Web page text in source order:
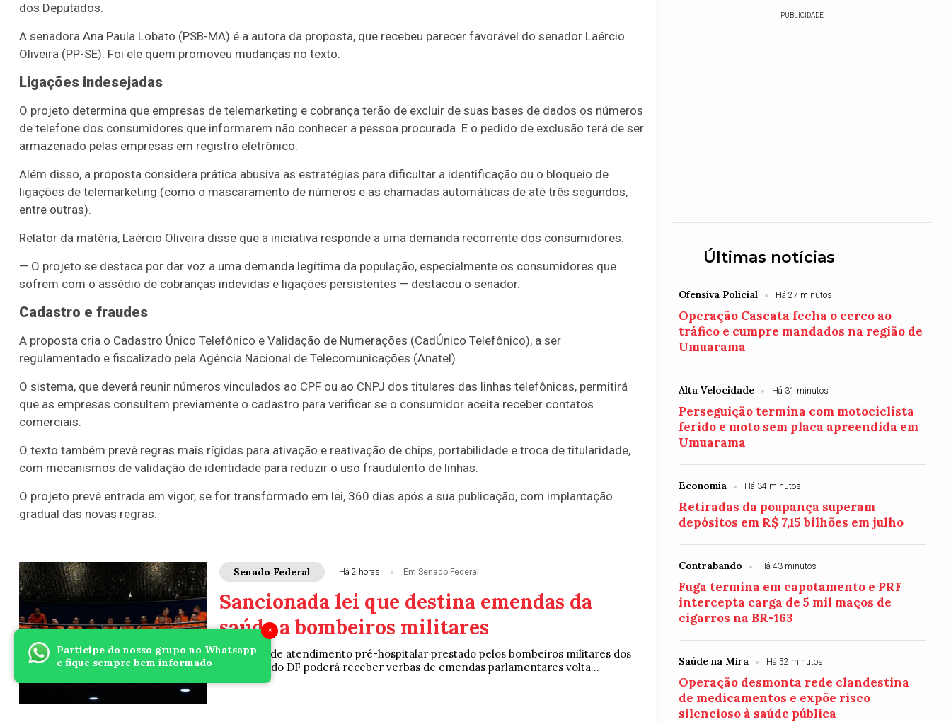
×
Participe do nosso grupo no Whatsapp
e fique sempre bem informado
dos Deputados.
A senadora Ana Paula Lobato (PSB-MA) é a autora da proposta, que recebeu parecer favorável do senador Laércio
Oliveira (PP-SE). Foi ele quem promoveu mudanças no texto.
Ligações indesejadas
O projeto determina que empresas de telemarketing e cobrança terão de excluir de suas bases de dados os números
de telefone dos consumidores que informarem não conhecer a pessoa procurada. E o pedido de exclusão terá de ser
armazenado pelas empresas em registro eletrônico.
Além disso, a proposta considera prática abusiva as estratégias para dificultar a identificação ou o bloqueio de
ligações de telemarketing (como o mascaramento de números e as chamadas automáticas de até três segundos,
entre outras).
Relator da matéria, Laércio Oliveira disse que a iniciativa responde a uma demanda recorrente dos consumidores.
— O projeto se destaca por dar voz a uma demanda legítima da população, especialmente os consumidores que
sofrem com o assédio de cobranças indevidas e ligações persistentes — destacou o senador.
Cadastro e fraudes
A proposta cria o Cadastro Único Telefônico e Validação de Numerações (CadÚnico Telefônico), a ser
regulamentado e fiscalizado pela Agência Nacional de Telecomunicações (Anatel).
O sistema, que deverá reunir números vinculados ao CPF ou ao CNPJ dos titulares das linhas telefônicas, permitirá
que as empresas consultem previamente o cadastro para verificar se o consumidor aceita receber contatos
comerciais.
O texto também prevê regras mais rígidas para ativação e reativação de chips, portabilidade e troca de titularidade,
com mecanismos de validação de identidade para reduzir o uso fraudulento de linhas.
O projeto prevê entrada em vigor, se for transformado em lei, 360 dias após a sua publicação, com implantação
gradual das novas regras.
Senado Federal Há 2 horas Em Senado Federal
Sancionada lei que destina emendas da
saúde a bombeiros militares
O serviço de atendimento pré-hospitalar prestado pelos bombeiros militares dos
Estados e do DF poderá receber verbas de emendas parlamentares volta...
PUBLICIDADE
Últimas notícias
Ofensiva Policial Há 27 minutos
Operação Cascata fecha o cerco ao
tráfico e cumpre mandados na região de
Umuarama
Alta Velocidade Há 31 minutos
Perseguição termina com motociclista
ferido e moto sem placa apreendida em
Umuarama
Economia Há 34 minutos
Retiradas da poupança superam
depósitos em R$ 7,15 bilhões em julho
Contrabando Há 43 minutos
Fuga termina em capotamento e PRF
intercepta carga de 5 mil maços de
cigarros na BR-163
Saúde na Mira Há 52 minutos
Operação desmonta rede clandestina
de medicamentos e expõe risco
silencioso à saúde pública